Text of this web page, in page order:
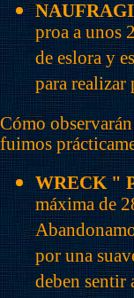
proa a unos
de eslora y
para realizar
Cómo
fuimos
WRECK "
máxima de
por una
deben sentir